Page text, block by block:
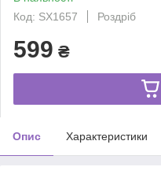
Код: SX1657
Роздріб
599 ₴
Опис Характеристики